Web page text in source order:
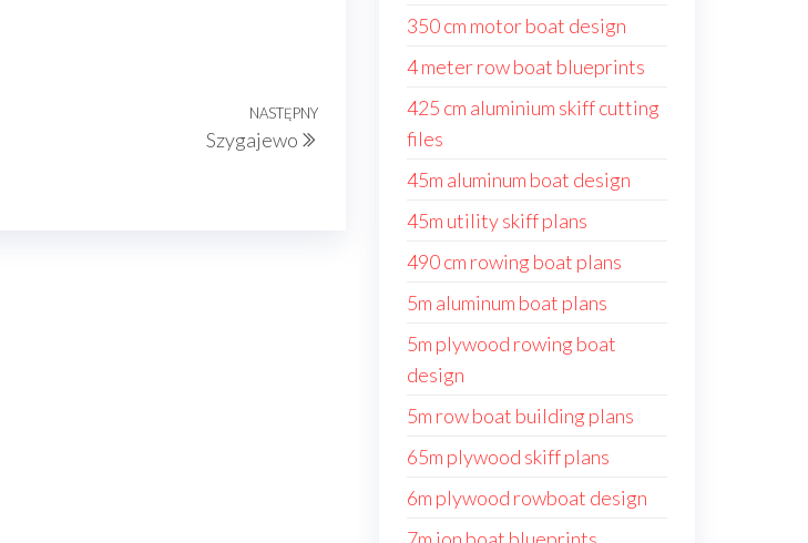
Następny
NASTĘPNY
Szygajewo
350 cm motor boat design
4 meter row boat blueprints
425 cm aluminium skiff cutting
files
45m aluminum boat design
45m utility skiff plans
490 cm rowing boat plans
5m aluminum boat plans
5m plywood rowing boat
design
5m row boat building plans
65m plywood skiff plans
6m plywood rowboat design